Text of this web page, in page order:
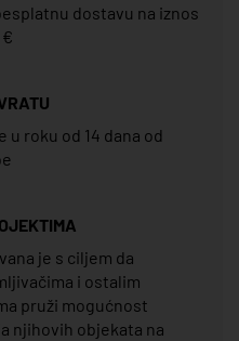
dostavu na iznos
u roku od 14 dana od
je s ciljem da
i ostalim
pruži mogućnost
njihovih objekata na